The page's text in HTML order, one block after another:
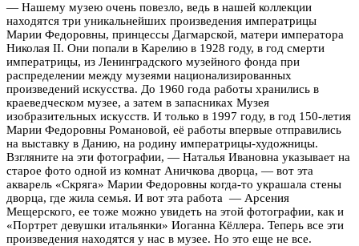
— Нашему музею очень повезло, ведь в нашей коллекции
находятся три уникальнейших произведения императрицы
Марии Федоровны, принцессы Дагмарской, матери императора
Николая II. Они попали в Карелию в 1928 году, в год смерти
императрицы, из Ленинградского музейного фонда при
распределении между музеями национализированных
произведений искусства. До 1960 года работы хранились в
краеведческом музее, а затем в запасниках Музея
изобразительных искусств. И только в 1997 году, в год 150-летия
Марии Федоровны Романовой, её работы впервые отправились
на выставку в Данию, на родину императрицы-художницы.
Взгляните на эти фотографии, — Наталья Ивановна указывает на
старое фото одной из комнат Аничкова дворца, — вот эта
акварель «Скряга» Марии Федоровны когда-то украшала стены
дворца, где жила семья. И вот эта работа — Арсения
Мещерского, ее тоже можно увидеть на этой фотографии, как и
«Портрет девушки итальянки» Иоганна Кёллера. Теперь все эти
произведения находятся у нас в музее. Но это еще не все.